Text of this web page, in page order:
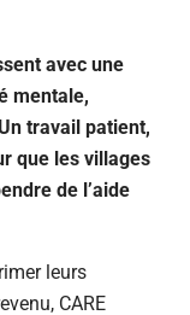
avec une
mentale,
travail patient,
que les villages
de l’aide
leurs
CARE